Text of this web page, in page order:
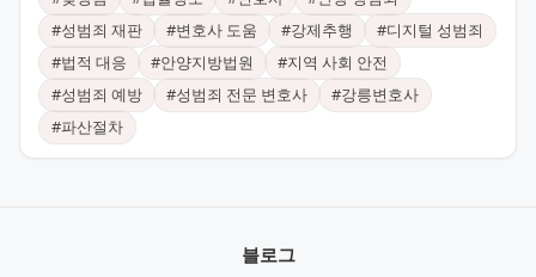
#성범죄 재판 #변호사 도움 #강제추행 #디지털 성범죄
#법적 대응 #안양지방법원 #지역 사회 안전
#성범죄 예방 #성범죄 전문 변호사 #강릉변호사
#파산절차
블로그